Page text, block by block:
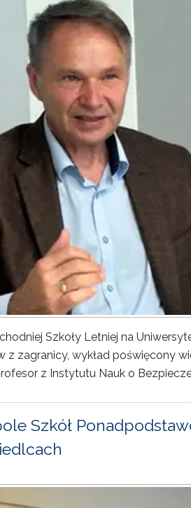
Szkoły Letniej na
z zagranicy, wykład poświęcony
z Instytutu Nauk o
Szkół